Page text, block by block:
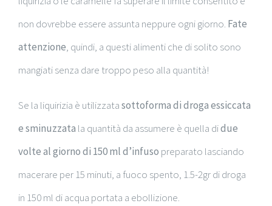
non dovrebbe essere assunta neppure ogni giorno. Fate
attenzione, quindi, a questi alimenti che di solito sono
mangiati senza dare troppo peso alla quantità!
Se la liquirizia è utilizzatasottoforma di droga essiccata
e sminuzzata la quantità da assumere è quella didue
volte al giorno di 150 ml d’infuso preparato lasciando
macerare per 15 minuti, a fuoco spento, 1.5-2gr di droga
in 150 ml di acqua portata a ebollizione.